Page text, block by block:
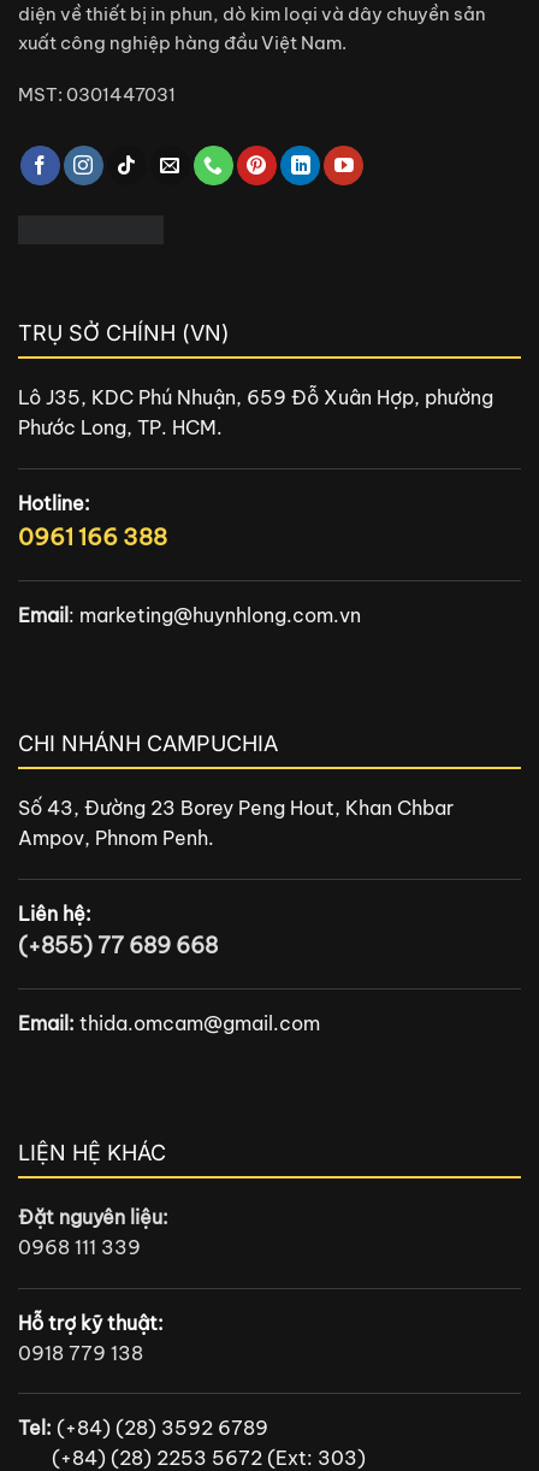
diện về thiết bị in phun, dò kim loại và dây chuyền sản
xuất công nghiệp hàng đầu Việt Nam.
MST: 0301447031
TRỤ SỞ CHÍNH (VN)
Lô J35, KDC Phú Nhuận, 659 Đỗ Xuân Hợp, phường
Phước Long, TP. HCM.
Hotline:
0961 166 388
Email: marketing@huynhlong.com.vn
CHI NHÁNH CAMPUCHIA
Số 43, Đường 23 Borey Peng Hout, Khan Chbar
Ampov, Phnom Penh.
Liên hệ:
(+855) 77 689 668
Email: thida.omcam@gmail.com
LIỆN HỆ KHÁC
Đặt nguyên liệu:
0968 111 339
Hỗ trợ kỹ thuật:
0918 779 138
Tel: (+84) (28) 3592 6789
(+84) (28) 2253 5672 (Ext: 303)